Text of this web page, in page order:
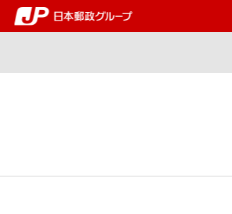
郵便局・日本郵政グルー